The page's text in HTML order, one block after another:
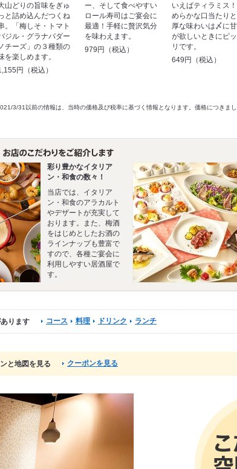
山どりの旨味をぎゅ
と詰め込んだつくね
。「梅しそ・トマト
ジル・グラナパダー
ノチーズ」の３種類の
を楽しめます。
円（税込）
ー、そして食べやすい
ロール寿司はご宴会に
最適！手軽に贅沢気分
を味わえます。
979円（税込）
いえばティラミス
めらかな口当たり
厚な味わいは〆に
が欲しいときにピ
リです。
649円（税込）
3/31以前の情報は、当時の価格及び税率に基づく情報となります。価格につきまし
彩り豊かなイタリア
ン・和食の数々！
当店では、イタリア
ン・和食のアラカルト
やデザートが充実して
おります。また、梅酒
をはじめとしたお酒の
ラインナップも豊富で
すので、各種ご宴会に
利用しやすい居酒屋で
す。
ります コース 料理 ドリンク ランチ
と地図を見る クーポンを見る